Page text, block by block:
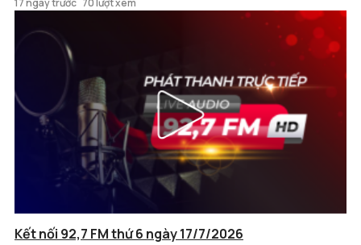
17 ngày trước 70 lượt xem
Kết nối 92,7 FM thứ 6 ngày 17/7/2026